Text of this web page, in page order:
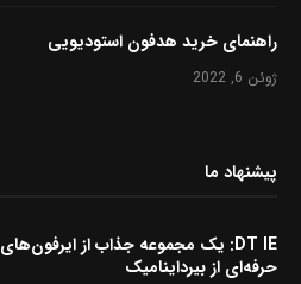
راهنمای خرید هدفون استودیویی
ژوئن 6, 2022
پیشنهاد ما
DT IE: یک مجموعه جذاب از ایرفون‌های
حرفه‌ای از بیرداینامیک